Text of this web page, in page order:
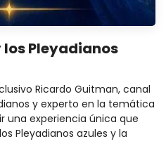
Pleyadianos
Ricardo Guitman, canal
y experto en la temática
una experiencia única que
Pleyadianos azules y la